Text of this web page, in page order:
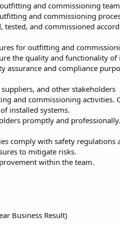
and commissioning
and commissioning
tested, and commissioned
for outfitting and
the quality and functionality
assurance and compliance
and other stakeholders
and commissioning activities.
installed systems.
promptly and professionally.
comply with safety regulations
to mitigate risks.
within the team.
Business Result)